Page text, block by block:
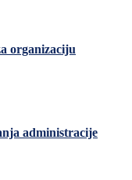
organizaciju
administracije